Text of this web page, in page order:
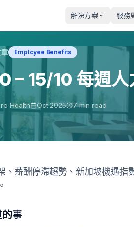
解決方案 服務
章 Employee Benefits
– 15/10 每週
Health Oct 2025 7 min read
、薪酬停滯趨勢、新加坡機遇指
事